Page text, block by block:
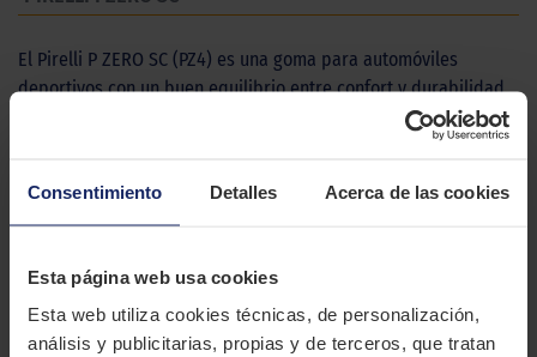
Consentimiento Detalles Acerca de las cookies
Esta página web usa cookies
Esta web utiliza cookies técnicas, de personalización,
análisis y publicitarias, propias y de terceros, que tratan
El Pirelli P ZERO SC (PZ4) es una goma para automóviles
deportivos con un buen equilibrio entre confort y durabilidad.
Tipo conducción
SPORT